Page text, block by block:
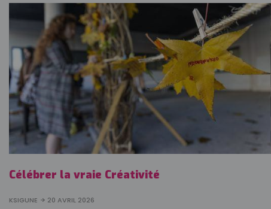
Célébrer la vraie Créativité
KSIGUNE 20 AVRIL 2026